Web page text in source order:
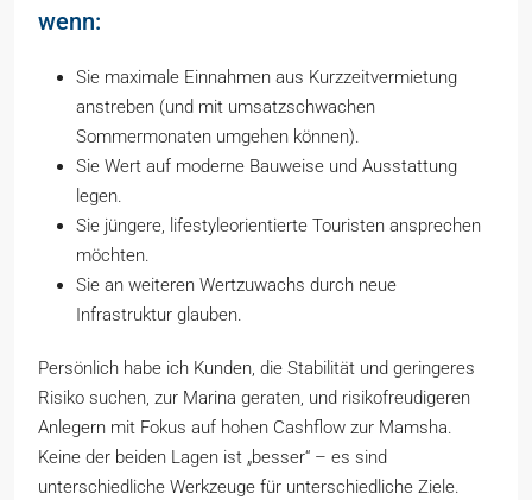
wenn:
Sie maximale Einnahmen aus Kurzzeitvermietung
anstreben (und mit umsatzschwachen
Sommermonaten umgehen können).
Sie Wert auf moderne Bauweise und Ausstattung
legen.
Sie jüngere, lifestyleorientierte Touristen ansprechen
möchten.
Sie an weiteren Wertzuwachs durch neue
Infrastruktur glauben.
Persönlich habe ich Kunden, die Stabilität und geringeres
Risiko suchen, zur Marina geraten, und risikofreudigeren
Anlegern mit Fokus auf hohen Cashflow zur Mamsha.
Keine der beiden Lagen ist „besser“ – es sind
unterschiedliche Werkzeuge für unterschiedliche Ziele.